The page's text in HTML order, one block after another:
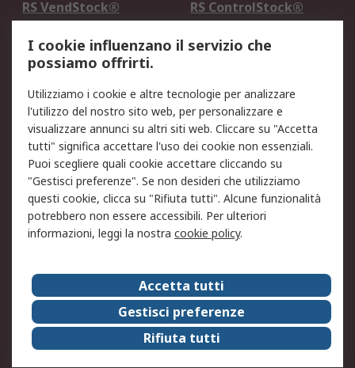
RS VendStock®
RS ControlStock®
Legale
Informativa Cookie
Informativa Privacy -
Aggiornata
Email Security
Termini d'uso
Condizioni di vendita
Condizioni generali di
servizio
Etica e responsabilità
Chi Siamo
Chi Siamo
Contattaci
Supporto
ESG
Carriere
RS Group
Press Centre
Discovery: il Blog di RS
I cookie influenzano il servizio che
possiamo offrirti.
Utilizziamo i cookie e altre tecnologie per analizzare
l'utilizzo del nostro sito web, per personalizzare e
visualizzare annunci su altri siti web. Cliccare su "Accetta
tutti" significa accettare l'uso dei cookie non essenziali.
Puoi scegliere quali cookie accettare cliccando su
"Gestisci preferenze". Se non desideri che utilizziamo
questi cookie, clicca su "Rifiuta tutti". Alcune funzionalità
potrebbero non essere accessibili. Per ulteriori
informazioni, leggi la nostra cookie policy.
Accetta tutti
Gestisci preferenze
Rifiuta tutti